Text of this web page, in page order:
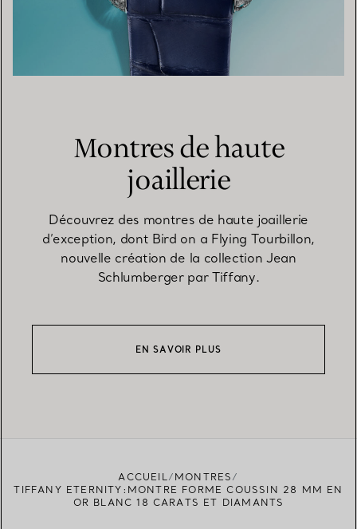
Montres de haute
joaillerie
Découvrez des montres de haute joaillerie
d’exception, dont Bird on a Flying Tourbillon,
nouvelle création de la collection Jean
Schlumberger par Tiffany.
EN SAVOIR PLUS
ACCUEIL
MONTRES
TIFFANY ETERNITY:MONTRE FORME COUSSIN 28 MM EN
OR BLANC 18 CARATS ET DIAMANTS